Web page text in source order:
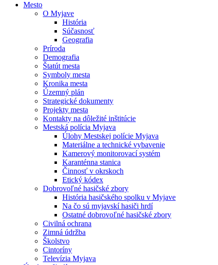
Mesto
O Myjave
História
Súčasnosť
Geografia
Príroda
Demografia
Štatút mesta
Symboly mesta
Kronika mesta
Územný plán
Strategické dokumenty
Projekty mesta
Kontakty na dôležité inštitúcie
Mestská polícia Myjava
Úlohy Mestskej polície Myjava
Materiálne a technické vybavenie
Kamerový monitorovací systém
Karanténna stanica
Činnosť v okrskoch
Etický kódex
Dobrovoľné hasičské zbory
História hasičského spolku v Myjave
Na čo sú myjavskí hasiči hrdí
Ostatné dobrovoľné hasičské zbory
Civilná ochrana
Zimná údržba
Školstvo
Cintoríny
Televízia Myjava